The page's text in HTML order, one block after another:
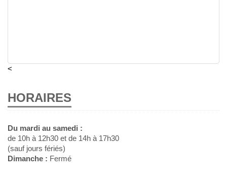
<
HORAIRES
Du mardi au samedi :
de 10h à 12h30 et de 14h à 17h30
(sauf jours fériés)
Dimanche : Fermé